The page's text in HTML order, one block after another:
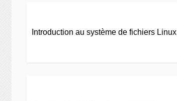
Introduction au système de fichiers Linux